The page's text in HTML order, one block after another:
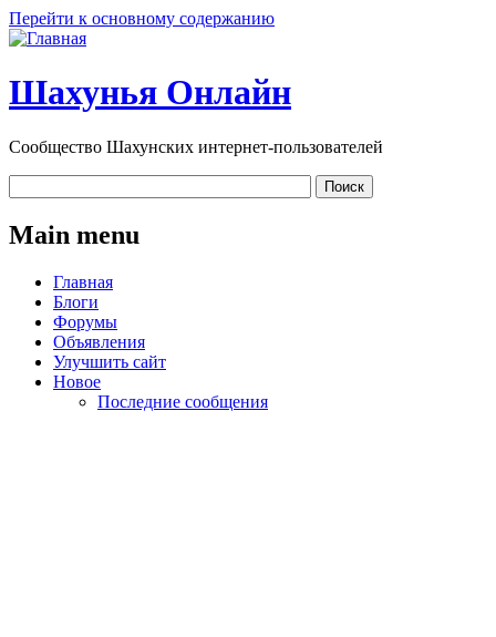
Перейти к основному содержанию
Шахунья Онлайн
Сообщество Шахунских интернет-пользователей
Main menu
Главная
Блоги
Форумы
Объявления
Улучшить сайт
Новое
Последние сообщения